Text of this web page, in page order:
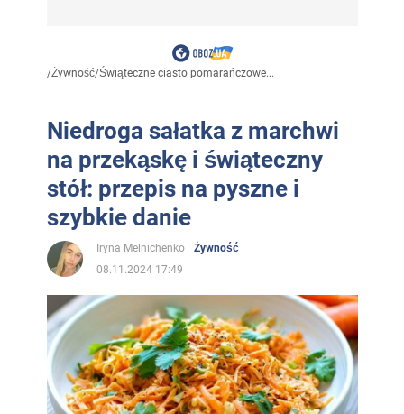
/Żywność/Świąteczne ciasto pomarańczowe...
Niedroga sałatka z marchwi
na przekąskę i świąteczny
stół: przepis na pyszne i
szybkie danie
Iryna Melnichenko
Żywność
08.11.2024 17:49